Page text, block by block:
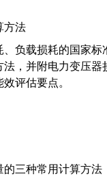
方法
负载损耗的国家标
，并附电力变压
评估要点。
三种常用计算方